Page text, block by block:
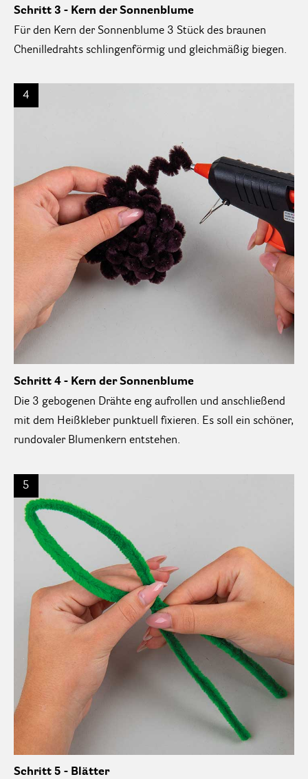
Schritt 3 - Kern der Sonnenblume
Für den Kern der Sonnenblume 3 Stück des braunen
Chenilledrahts schlingenförmig und gleichmäßig biegen.
4
Schritt 4 - Kern der Sonnenblume
Die 3 gebogenen Drähte eng aufrollen und anschließend
mit dem Heißkleber punktuell fixieren. Es soll ein schöner,
rundovaler Blumenkern entstehen.
5
Schritt 5 - Blätter